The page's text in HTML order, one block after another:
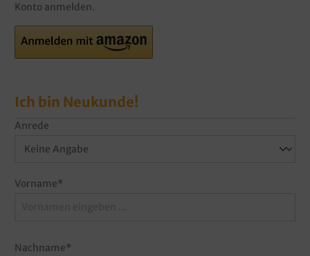
Konto anmelden.
Ich bin Neukunde!
Anrede
Vorname*
Nachname*